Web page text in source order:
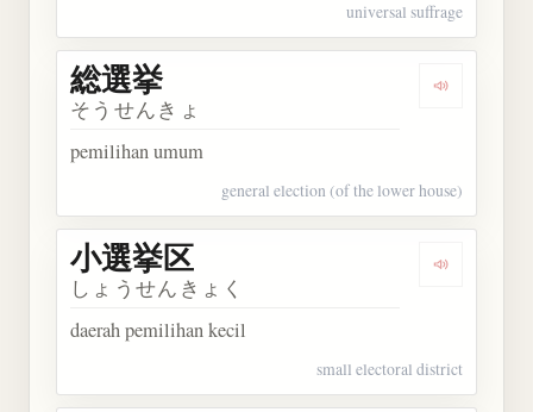
universal suffrage
Dengarkan
総選挙
そうせんきょ
pemilihan umum
general election (of the lower house)
Dengarkan
小選挙区
しょうせんきょく
daerah pemilihan kecil
small electoral district